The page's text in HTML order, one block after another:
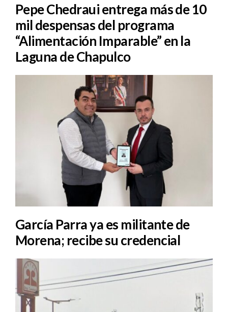
Pepe Chedraui entrega más de 10
mil despensas del programa
“Alimentación Imparable” en la
Laguna de Chapulco
García Parra ya es militante de
Morena; recibe su credencial